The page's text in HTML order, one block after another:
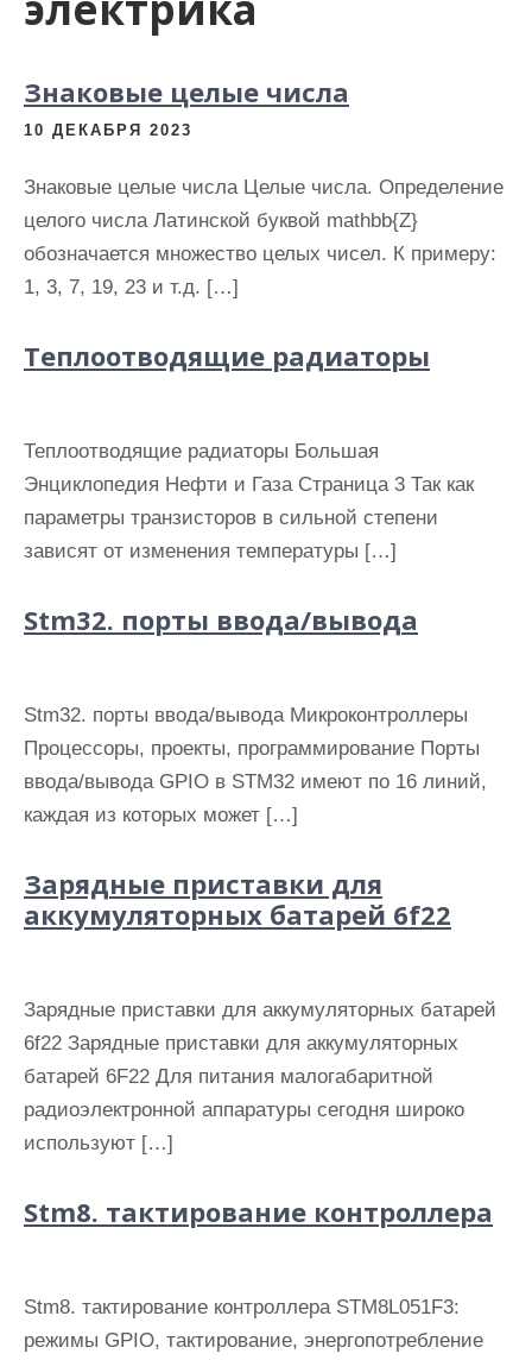
Знаковые целые числа
10 ДЕКАБРЯ 2023
Знаковые целые числа Целые числа. Определение
целого числа Латинской буквой mathbb{Z}
обозначается множество целых чисел. К примеру:
1, 3, 7, 19, 23 и т.д. […]
Теплоотводящие радиаторы
Теплоотводящие радиаторы Большая
Энциклопедия Нефти и Газа Cтраница 3 Так как
параметры транзисторов в сильной степени
зависят от изменения температуры […]
Stm32. порты ввода/вывода
Stm32. порты ввода/вывода Микроконтроллеры
Процессоры, проекты, программирование Порты
ввода/вывода GPIO в STM32 имеют по 16 линий,
каждая из которых может […]
Зарядные приставки для
аккумуляторных батарей 6f22
Зарядные приставки для аккумуляторных батарей
6f22 Зарядные приставки для аккумуляторных
батарей 6F22 Для питания малогабаритной
радиоэлектронной аппаратуры сегодня широко
используют […]
Stm8. тактирование контроллера
Stm8. тактирование контроллера STM8L051F3:
режимы GPIO, тактирование, энергопотребление